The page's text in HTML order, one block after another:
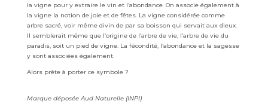
la vigne pour y extraire le vin et l’abondance. On associe également à
la vigne la notion de joie et de fêtes. La vigne considérée comme
arbre sacré, voir même divin de par sa boisson qui servait aux dieux.
Il semblerait même que l’origine de l’arbre de vie, l’arbre de vie du
paradis, soit un pied de vigne. La fécondité, l’abondance et la sagesse
y sont associées également.
Alors prête à porter ce symbole ?
Marque déposée Aud Naturelle (INPI)